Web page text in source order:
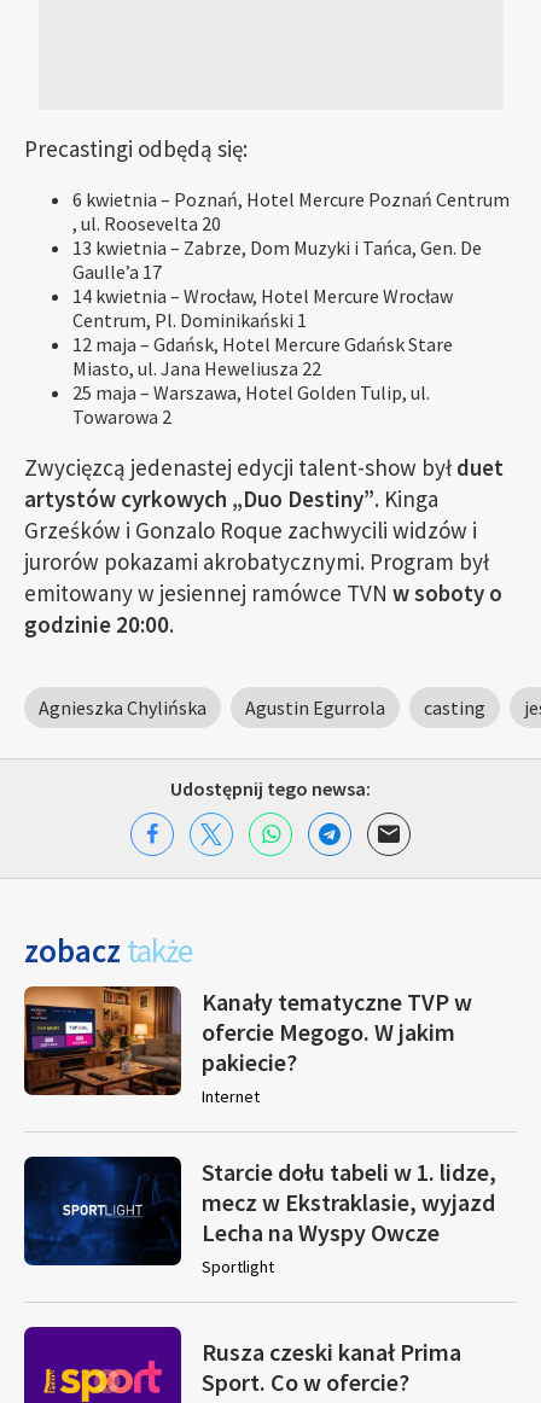
Precastingi odbędą się:
6 kwietnia – Poznań, Hotel Mercure Poznań Centrum
, ul. Roosevelta 20
13 kwietnia – Zabrze, Dom Muzyki i Tańca, Gen. De
Gaulle’a 17
14 kwietnia – Wrocław, Hotel Mercure Wrocław
Centrum, Pl. Dominikański 1
12 maja – Gdańsk, Hotel Mercure Gdańsk Stare
Miasto, ul. Jana Heweliusza 22
25 maja – Warszawa, Hotel Golden Tulip, ul.
Towarowa 2
Zwycięzcą jedenastej edycji talent-show był duet
artystów cyrkowych „Duo Destiny”. Kinga
Grześków i Gonzalo Roque zachwycili widzów i
jurorów pokazami akrobatycznymi. Program był
emitowany w jesiennej ramówce TVN w soboty o
godzinie 20:00.
Agnieszka Chylińska Agustin Egurrola casting
Udostępnij tego newsa:
zobacz także
Kanały tematyczne TVP w
ofercie Megogo. W jakim
pakiecie?
Internet
Starcie dołu tabeli w 1. lidze,
mecz w Ekstraklasie, wyjazd
Lecha na Wyspy Owcze
Sportlight
Rusza czeski kanał Prima
Sport. Co w ofercie?